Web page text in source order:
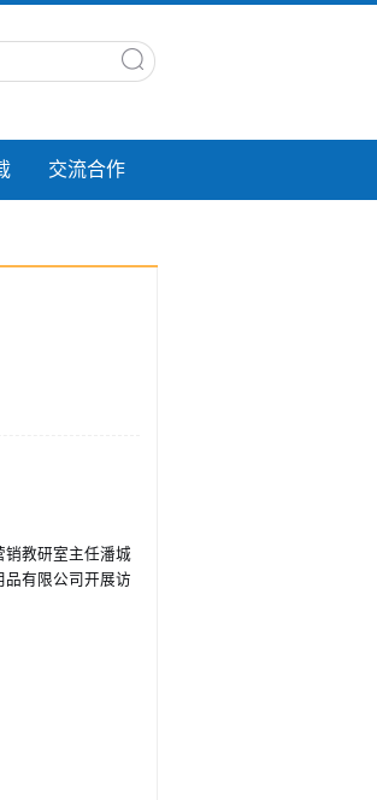
交流合作
销教研室主任潘城
品有限公司开展访